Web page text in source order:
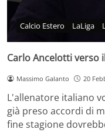
Calcio Estero LaLiga
Carlo Ancelotti verso
Massimo Galanto 20
L'allenatore italiano
già preso accordi di
fine stagione